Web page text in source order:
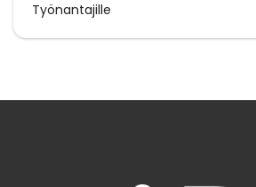
Työnantajille